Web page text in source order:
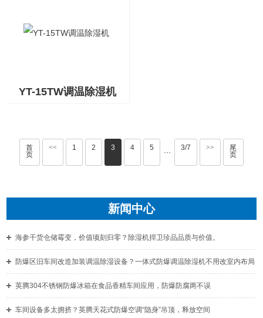
YT-15TW调温除湿机
首
页
<< 1 2 3 4 5
···
3/7 >>
尾
页
新闻中心
海参干货仓储霉变，价值顷刻归零？除湿机捍卫珍品品质与价值。
防爆区旧车间改造加装调温除湿设备？一体式防爆调温除湿机不用改室内布局
英腾304不锈钢防爆冰箱在食品香精车间应用，防爆防腐两不误
车间设备多太拥挤？英腾天花式防爆空调“隐身”吊顶，释放空间